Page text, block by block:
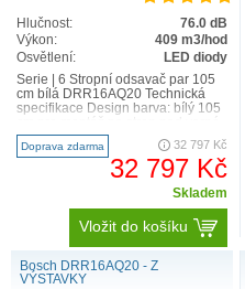
Hlučnost:
76.0 dB
Výkon:
409 m3/hod
Osvětlení:
LED diody
Serie | 6 Stropní odsavač par 105
cm bílá DRR16AQ20 Technická
specifikace Design barva: bílý 105
místo ..
Doprava zdarma 32 797 Kč
32 797 Kč
Skladem
Vložit do košíku
Bosch DRR16AQ20 - Z
VÝSTAVKY